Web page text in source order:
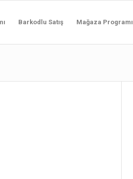
Barkodlu Satış Mağaza Programı